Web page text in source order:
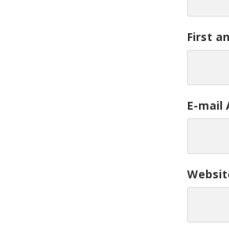
First
E-mail